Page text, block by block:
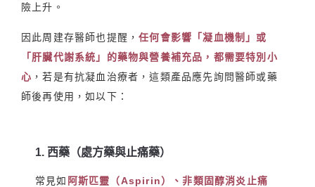
險上升。
因此周建存醫師也提醒，任何會影響「凝血機制」或
「肝臟代謝系統」的藥物與營養補充品，都需要特別小
心 ，若是有抗凝血治療者，這類產品應先詢問醫師或藥
師後再使用，如以下：
1. 西藥（處方藥與止痛藥）
常見如 阿斯匹靈（Aspirin）、非類固醇消炎止痛